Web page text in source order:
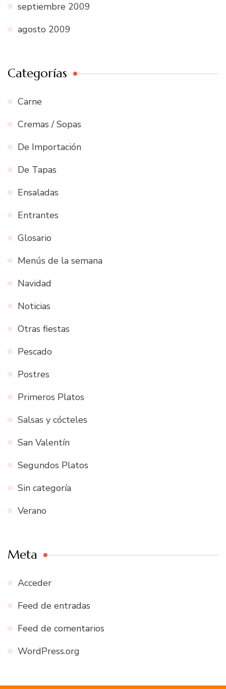
septiembre 2009
agosto 2009
Categorías
Carne
Cremas / Sopas
De Importación
De Tapas
Ensaladas
Entrantes
Glosario
Menús de la semana
Navidad
Noticias
Otras fiestas
Pescado
Postres
Primeros Platos
Salsas y cócteles
San Valentín
Segundos Platos
Sin categoría
Verano
Meta
Acceder
Feed de entradas
Feed de comentarios
WordPress.org